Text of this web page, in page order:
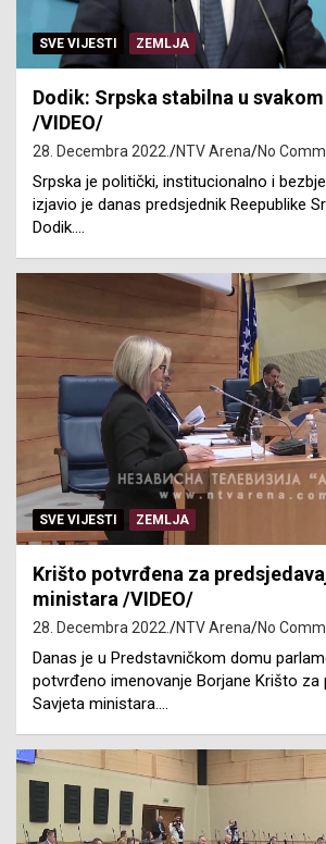
SVE VIJESTI ZEMLJA
Dodik: Srpska stabilna u
/VIDEO/
28. Decembra 2022. NTV Arena No
Srpska je politički, institucionalno i
izjavio je danas predsjednik Reepublike
Dodik.…
SVE VIJESTI ZEMLJA
Krišto potvrđena za
ministara /VIDEO/
28. Decembra 2022. NTV Arena No
Danas je u Predstavničkom domu
potvrđeno imenovanje Borjane Krišto za
Savjeta ministara.…